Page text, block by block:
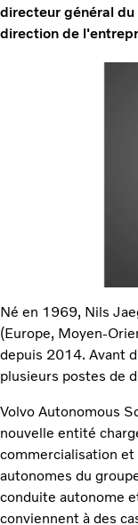
directeur général
direction de
Né en 1969, Nils
(Europe, Moyen-
depuis 2014. Avant
plusieurs postes de
Volvo Autonomous
nouvelle entité
commercialisation
autonomes du
conduite autonome
conviennent à des